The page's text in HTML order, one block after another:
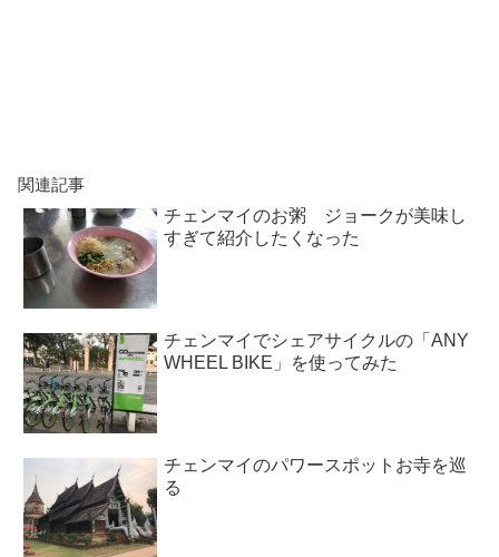
関連記事
チェンマイのお粥 ジョークが美味し
すぎて紹介したくなった
チェンマイでシェアサイクルの「ANY
WHEEL BIKE」を使ってみた
チェンマイのパワースポットお寺を巡
る